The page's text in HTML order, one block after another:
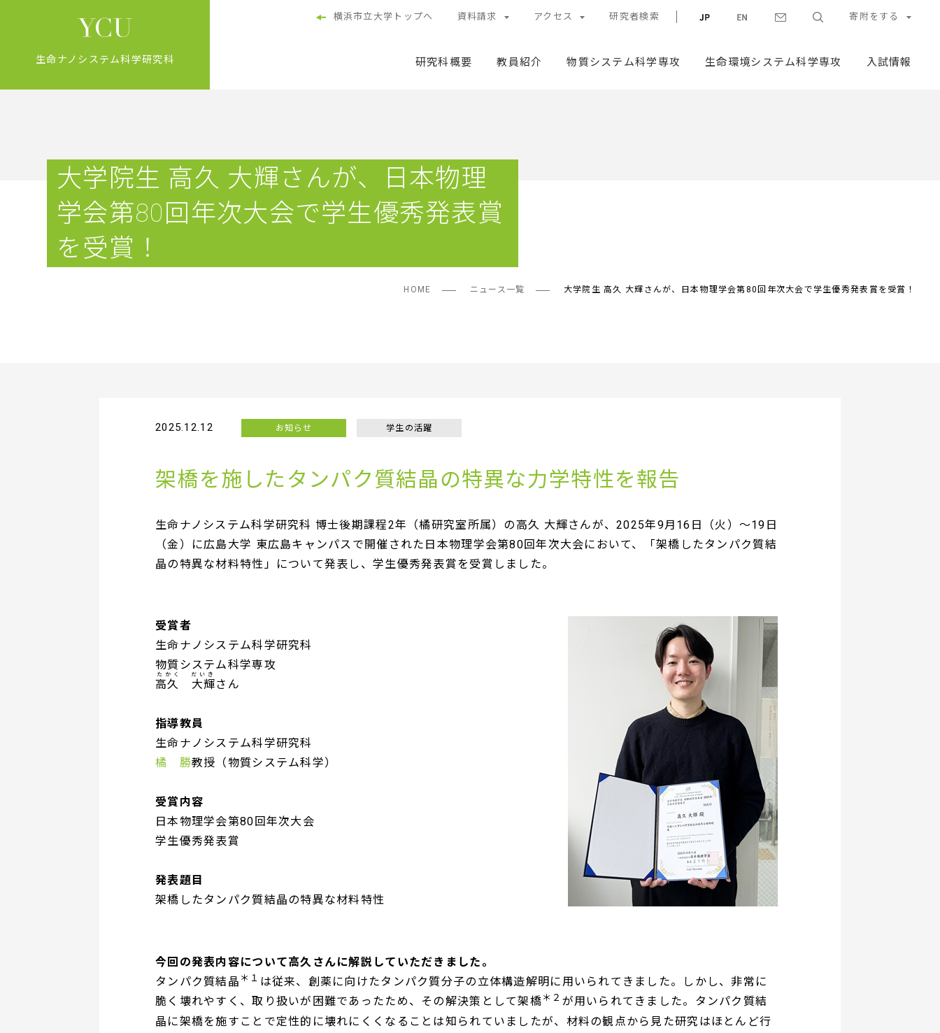
生命ナノシステム科学研究科
横浜市立大学トップへ 資料請求 アクセス 研究者検索 寄附をする
研究科概要 教員紹介 物質システム科学専攻 生命環境システム科学専攻 入試情報
大学院生 高久 大輝さんが、日本物理
学会第80回年次大会で学生優秀発表賞
を受賞！
HOME ニュース一覧 大学院生 高久 大輝さんが、日本物理学会第80回年次大会で学生優秀発表賞を受賞！
2025.12.12 お知らせ 学生の活躍
架橋を施したタンパク質結晶の特異な力学特性を報告
生命ナノシステム科学研究科 博士後期課程2年（橘研究室所属）の高久 大輝さんが、2025年9月16日（火）～19日
（金）に広島大学 東広島キャンパスで開催された日本物理学会第80回年次大会において、「架橋したタンパク質結
晶の特異な材料特性」について発表し、学生優秀発表賞を受賞しました。
受賞者
生命ナノシステム科学研究科
物質システム科学専攻
高久 大輝
たかく だいき
さん
指導教員
生命ナノシステム科学研究科
橘 勝教授（物質システム科学）
受賞内容
日本物理学会第80回年次大会
学生優秀発表賞
発表題目
架橋したタンパク質結晶の特異な材料特性
今回の発表内容について高久さんに解説していただきました。
タンパク質結晶 ＊１ は従来、創薬に向けたタンパク質分子の立体構造解明に用いられてきました。しかし、非常に
脆く壊れやすく、取り扱いが困難であったため、その解決策として架橋 ＊２ が用いられてきました。タンパク質結
晶に架橋を施すことで定性的に壊れにくくなることは知られていましたが、材料の観点から見た研究はほとんど行